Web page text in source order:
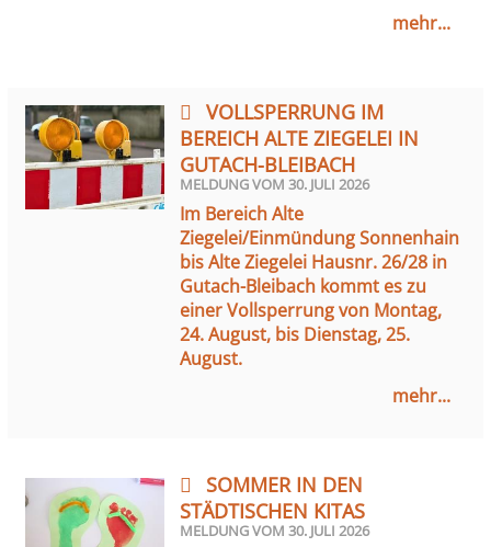
mehr...
VOLLSPERRUNG IM
BEREICH ALTE ZIEGELEI IN
GUTACH-BLEIBACH
MELDUNG VOM 30. JULI 2026
Im Bereich Alte
Ziegelei/Einmündung Sonnenhain
bis Alte Ziegelei Hausnr. 26/28 in
Gutach-Bleibach kommt es zu
einer Vollsperrung von Montag,
24. August, bis Dienstag, 25.
August.
mehr...
SOMMER IN DEN
STÄDTISCHEN KITAS
MELDUNG VOM 30. JULI 2026